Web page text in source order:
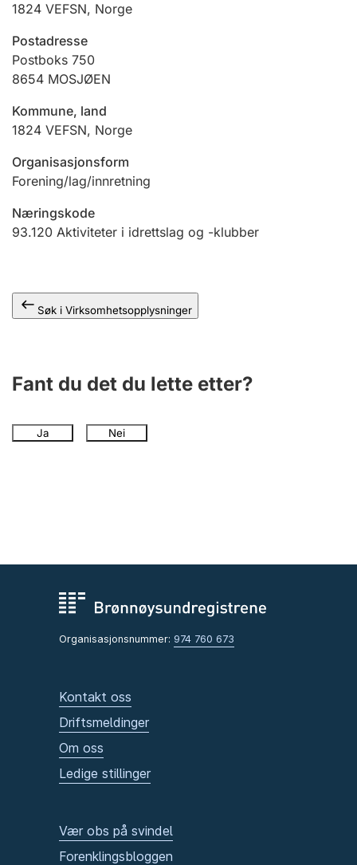
Ektepaktveileder
Andre tema
1824 VEFSN, Norge
Postadresse
Postboks 750
8654 MOSJØEN
Kommune, land
1824 VEFSN, Norge
Organisasjonsform
Forening/lag/innretning
Næringskode
93.120 Aktiviteter i idrettslag og -klubber
Søk i Virksomhetsopplysninger
Fant du det du lette etter?
Ja Nei
Organisasjonsnummer: 974 760 673
Kontakt oss
Driftsmeldinger
Om oss
Ledige stillinger
Vær obs på svindel
Forenklingsbloggen